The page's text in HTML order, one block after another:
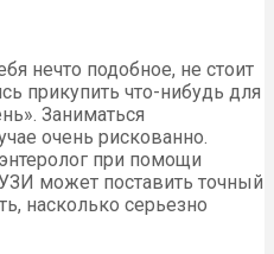
нечто подобное, не стоит
прикупить что-нибудь для
Заниматься
очень рискованно.
при помощи
может поставить точный
насколько серьезно